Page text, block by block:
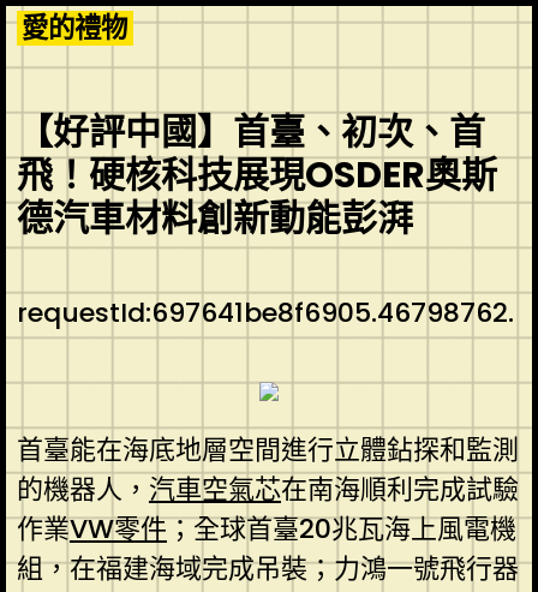
Skip
to
content
愛的禮物
【好評中國】首臺、初次、首
飛！硬核科技展現OSDER奧斯
德汽車材料創新動能彭湃
requestId:697641be8f6905.46798762.
首臺能在海底地層空間進行立體鉆探和監測
的機器人， 汽車空氣芯在南海順利完成試驗
作業VW零件；全球首臺20兆瓦海上風電機
組，在福建海域完成吊裝；力鴻一號飛行器